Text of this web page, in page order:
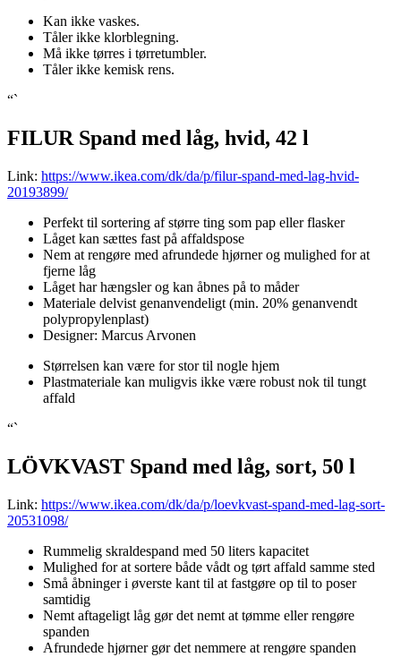
Kan ikke vaskes.
Tåler ikke klorblegning.
Må ikke tørres i tørretumbler.
Tåler ikke kemisk rens.
“`
FILUR Spand med låg, hvid, 42 l
Link: https://www.ikea.com/dk/da/p/filur-spand-med-lag-hvid-
20193899/
Perfekt til sortering af større ting som pap eller flasker
Låget kan sættes fast på affaldspose
Nem at rengøre med afrundede hjørner og mulighed for at
fjerne låg
Låget har hængsler og kan åbnes på to måder
Materiale delvist genanvendeligt (min. 20% genanvendt
polypropylenplast)
Designer: Marcus Arvonen
Størrelsen kan være for stor til nogle hjem
Plastmateriale kan muligvis ikke være robust nok til tungt
affald
“`
LÖVKVAST Spand med låg, sort, 50 l
Link: https://www.ikea.com/dk/da/p/loevkvast-spand-med-lag-sort-
20531098/
Rummelig skraldespand med 50 liters kapacitet
Mulighed for at sortere både vådt og tørt affald samme sted
Små åbninger i øverste kant til at fastgøre op til to poser
samtidig
Nemt aftageligt låg gør det nemt at tømme eller rengøre
spanden
Afrundede hjørner gør det nemmere at rengøre spanden